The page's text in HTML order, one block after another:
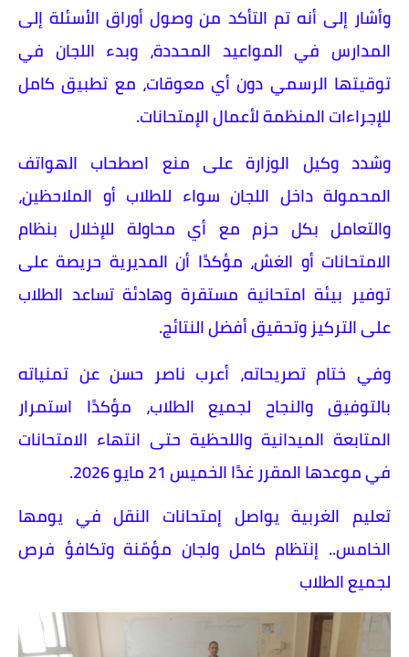
وأشار إلى أنه تم التأكد من وصول أوراق الأسئلة إلى
المدارس في المواعيد المحددة، وبدء اللجان في
توقيتها الرسمي دون أي معوقات، مع تطبيق كامل
للإجراءات المنظمة لأعمال الإمتحانات.
وشدد وكيل الوزارة على منع اصطحاب الهواتف
المحمولة داخل اللجان سواء للطلاب أو الملاحظين،
والتعامل بكل حزم مع أي محاولة للإخلال بنظام
الامتحانات أو الغش، مؤكدًا أن المديرية حريصة على
توفير بيئة امتحانية مستقرة وهادئة تساعد الطلاب
على التركيز وتحقيق أفضل النتائج.
وفي ختام تصريحاته، أعرب ناصر حسن عن تمنياته
بالتوفيق والنجاح لجميع الطلاب، مؤكدًا استمرار
المتابعة الميدانية واللحظية حتى انتهاء الامتحانات
في موعدها المقرر غدًا الخميس 21 مايو 2026.
تعليم الغربية يواصل إمتحانات النقل في يومها
الخامس.. إنتظام كامل ولجان مؤمّنة وتكافؤ فرص
لجميع الطلاب